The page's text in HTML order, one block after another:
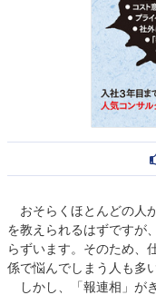
おそらくほとんどの人
を教えられるはずですが
らずいます。そのため、
係で悩んでしまう人も多
しかし、「報連相」が